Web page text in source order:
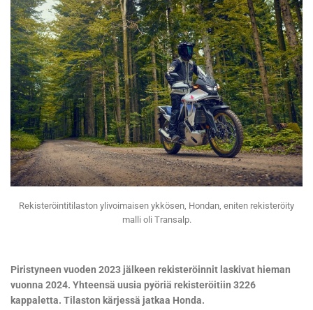
Rekisteröintitilaston ylivoimaisen ykkösen, Hondan, eniten rekisteröity
malli oli Transalp.
Piristyneen vuoden 2023 jälkeen rekisteröinnit laskivat hieman
vuonna 2024. Yhteensä uusia pyöriä rekisteröitiin 3226
kappaletta. Tilaston kärjessä jatkaa Honda.